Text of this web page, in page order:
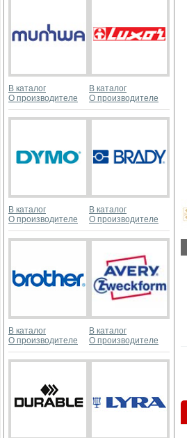
В каталог
О производителе
В каталог
О производителе
В каталог
О производителе
В каталог
О производителе
В каталог
О производителе
В каталог
О производителе